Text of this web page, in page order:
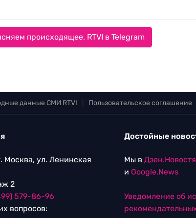
происходящее. RTVI в Telegram
данные СМИ RTVI Пользовательское соглашение
Москва, ул. Ленинская
2
579-86-96
вопросов:
Достойные
Мы в
и Google.News
Уведомление об